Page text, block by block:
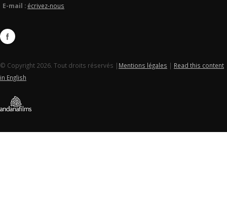
E-mail : écrivez-nous
© Copyright 2026. Tout droits réservés | Mentions légales | Read this content
in English